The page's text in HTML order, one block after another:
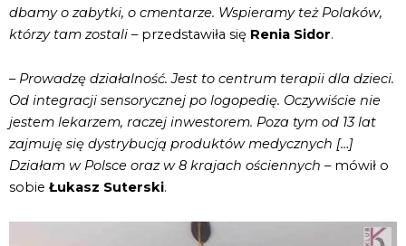
dbamy o zabytki, o cmentarze. Wspieramy też Polaków,
którzy tam zostali –przedstawiła się Renia Sidor.
– Prowadzę działalność. Jest to centrum terapii dla dzieci.
Od integracji sensorycznej po logopedię. Oczywiście nie
jestem lekarzem, raczej inwestorem. Poza tym od 13 lat
zajmuję się dystrybucją produktów medycznych […]
Działam w Polsce oraz w 8 krajach ościennych –mówił o
sobie Łukasz Suterski.